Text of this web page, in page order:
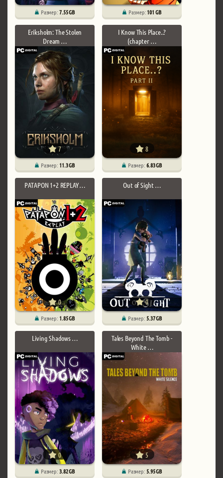
Размер:7.55 GB Размер:101 GB
Eriksholm: The Stolen
Dream …
7
Размер: 11.3 GB
I Know This Place..?
(chapter …
8
Размер:6.83 GB
PATAPON 1+2 REPLAY …
0
Размер: 1.85 GB
Out of Sight …
0
Размер:5.37 GB
Living Shadows …
0
Размер:3.82 GB
Tales Beyond The Tomb -
White …
5
Размер:5.95 GB